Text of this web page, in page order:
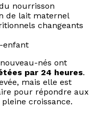
nourrisson
de lait maternel
changeants
enfant
nés ont
par 24 heures.
mais elle est
pour répondre aux
croissance.